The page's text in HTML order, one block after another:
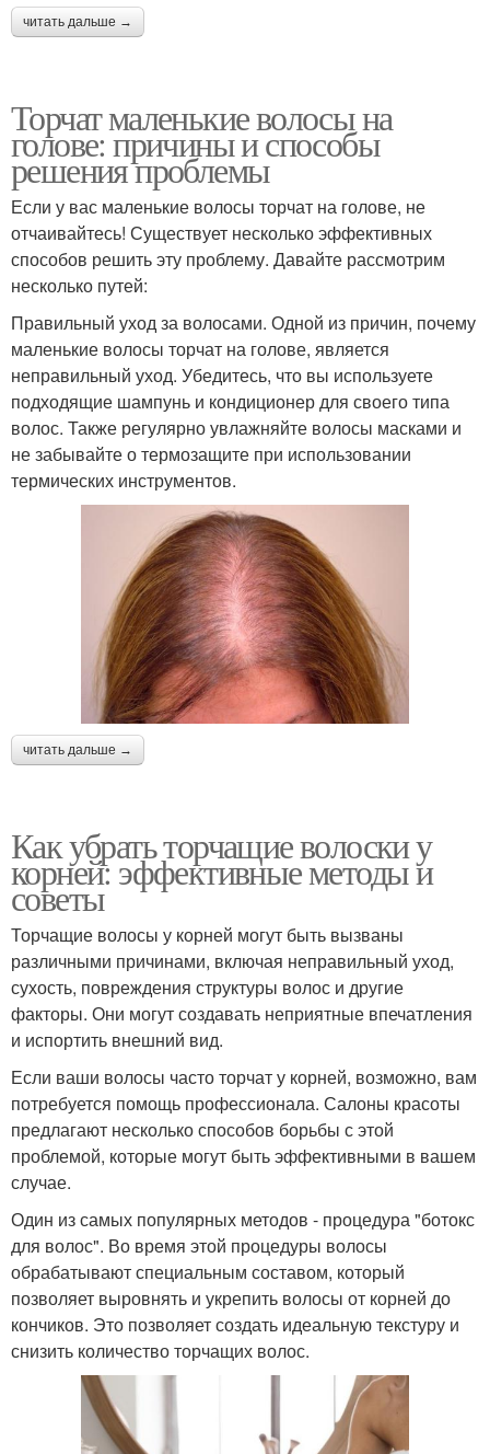
читать дальше →
Торчат маленькие волосы на
голове: причины и способы
решения проблемы
Если у вас маленькие волосы торчат на голове, не
отчаивайтесь! Существует несколько эффективных
способов решить эту проблему. Давайте рассмотрим
несколько путей:
Правильный уход за волосами. Одной из причин, почему
маленькие волосы торчат на голове, является
неправильный уход. Убедитесь, что вы используете
подходящие шампунь и кондиционер для своего типа
волос. Также регулярно увлажняйте волосы масками и
не забывайте о термозащите при использовании
термических инструментов.
читать дальше →
Как убрать торчащие волоски у
корней: эффективные методы и
советы
Торчащие волосы у корней могут быть вызваны
различными причинами, включая неправильный уход,
сухость, повреждения структуры волос и другие
факторы. Они могут создавать неприятные впечатления
и испортить внешний вид.
Если ваши волосы часто торчат у корней, возможно, вам
потребуется помощь профессионала. Салоны красоты
предлагают несколько способов борьбы с этой
проблемой, которые могут быть эффективными в вашем
случае.
Один из самых популярных методов - процедура "ботокс
для волос". Во время этой процедуры волосы
обрабатывают специальным составом, который
позволяет выровнять и укрепить волосы от корней до
кончиков. Это позволяет создать идеальную текстуру и
снизить количество торчащих волос.